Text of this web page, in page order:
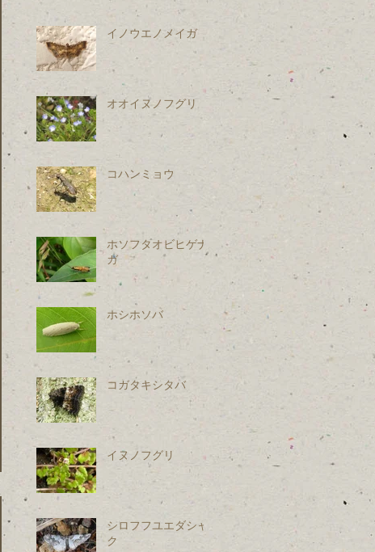
イノウエノメイガ
オオイヌノフグリ
コハンミョウ
ホソフタオビヒゲナ
ガ
ホシホソバ
コガタキシタバ
イヌノフグリ
シロフフユエダシャ
ク